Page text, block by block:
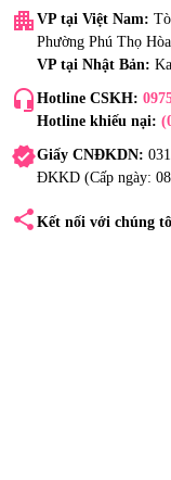
apartment VP tại Việt Nam:
Phường Phú Thọ
VP tại Nhật Bản:
headset_mic Hotline CSKH:
Hotline khiếu nại:
verifiedGiấy CNĐKDN:
ĐKKD (Cấp ngày:
share Kết nối với chúng